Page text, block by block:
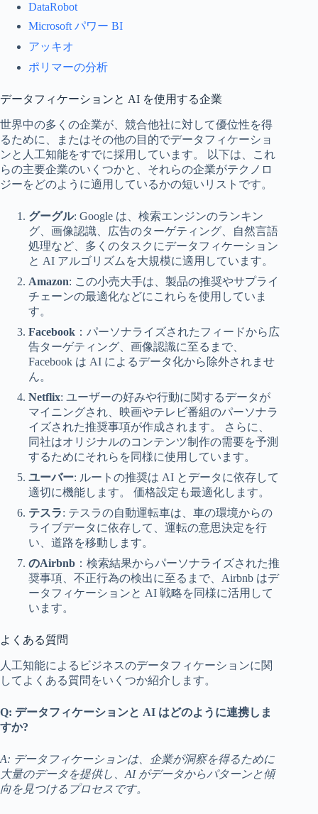
DataRobot
Microsoft パワー BI
アッキオ
ポリマーの分析
データフィケーションと AI を使用する企業
世界中の多くの企業が、競合他社に対して優位性を得
るために、またはその他の目的でデータフィケーショ
ンと人工知能をすでに採用しています。 以下は、これ
らの主要企業のいくつかと、それらの企業がテクノロ
ジーをどのように適用しているかの短いリストです。
グーグル: Google は、検索エンジンのランキン
グ、画像認識、広告のターゲティング、自然言語
処理など、多くのタスクにデータフィケーション
と AI アルゴリズムを大規模に適用しています。
Amazon: この小売大手は、製品の推奨やサプライ
チェーンの最適化などにこれらを使用していま
す。
Facebook ：パーソナライズされたフィードから広
告ターゲティング、画像認識に至るまで、
Facebook は AI によるデータ化から除外されませ
ん。
Netflix: ユーザーの好みや行動に関するデータが
マイニングされ、映画やテレビ番組のパーソナラ
イズされた推奨事項が作成されます。 さらに、
同社はオリジナルのコンテンツ制作の需要を予測
するためにそれらを同様に使用しています。
ユーバー: ルートの推奨は AI とデータに依存して
適切に機能します。 価格設定も最適化します。
テスラ: テスラの自動運転車は、車の環境からの
ライブデータに依存して、運転の意思決定を行
い、道路を移動します。
のAirbnb ：検索結果からパーソナライズされた推
奨事項、不正行為の検出に至るまで、Airbnb はデ
ータフィケーションと AI 戦略を同様に活用して
います。
よくある質問
人工知能によるビジネスのデータフィケーションに関
してよくある質問をいくつか紹介します。
Q: データフィケーションと AI はどのように連携しま
すか?
A: データフィケーションは、企業が洞察を得るために
大量のデータを提供し、AI がデータからパターンと傾
向を見つけるプロセスです。